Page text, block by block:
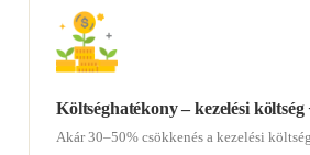
Költséghatékony – kezelési költség
Akár 30–50% csökkenés a kezelési